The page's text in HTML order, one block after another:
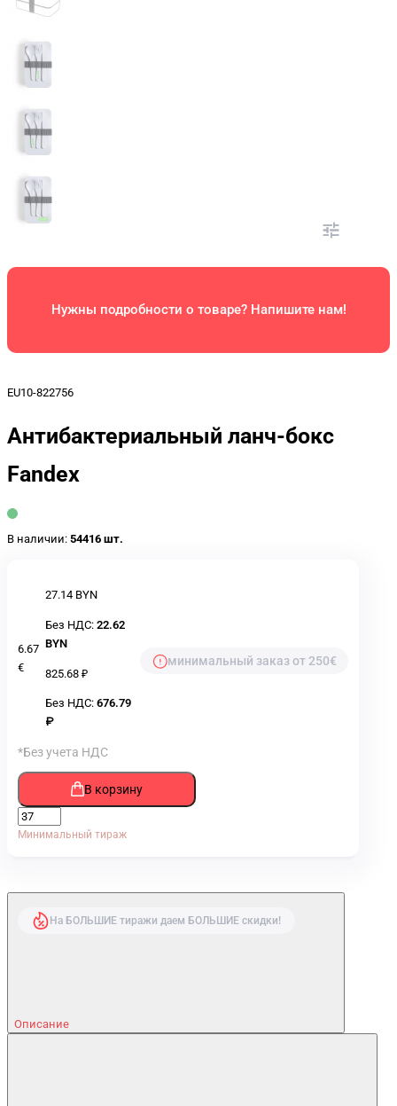
Нужны подробности о товаре? Напишите нам!
EU10-822756
Антибактериальный ланч-бокс
Fandex
В наличии: 54416 шт.
6.67
€
27.14 BYN
Без НДС: 22.62
BYN
825.68 ₽
Без НДС: 676.79
₽
минимальный заказ от 250€
*Без учета НДС
В корзину
Минимальный тираж
На БОЛЬШИЕ тиражи даем БОЛЬШИЕ скидки!
Описание